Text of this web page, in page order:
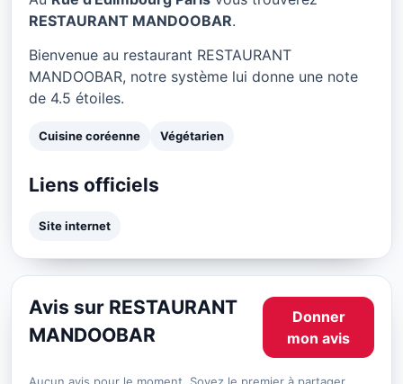
RESTAURANT MANDOOBAR.
Bienvenue au restaurant RESTAURANT
MANDOOBAR, notre système lui donne une note
de 4.5 étoiles.
Cuisine coréenne Végétarien
Liens officiels
Site internet
Avis sur RESTAURANT
MANDOOBAR
Donner
mon avis